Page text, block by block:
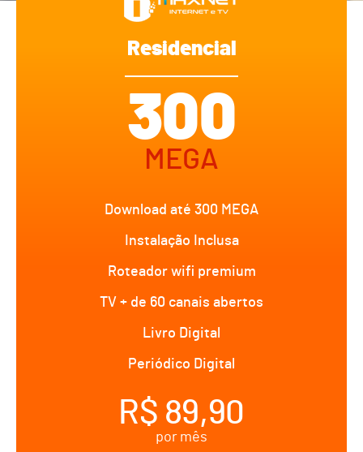
Residencial
300
MEGA
Download até 300 MEGA
Instalação Inclusa
Roteador wifi premium
TV + de 60 canais abertos
Livro Digital
Periódico Digital
R$ 89,90
por mês